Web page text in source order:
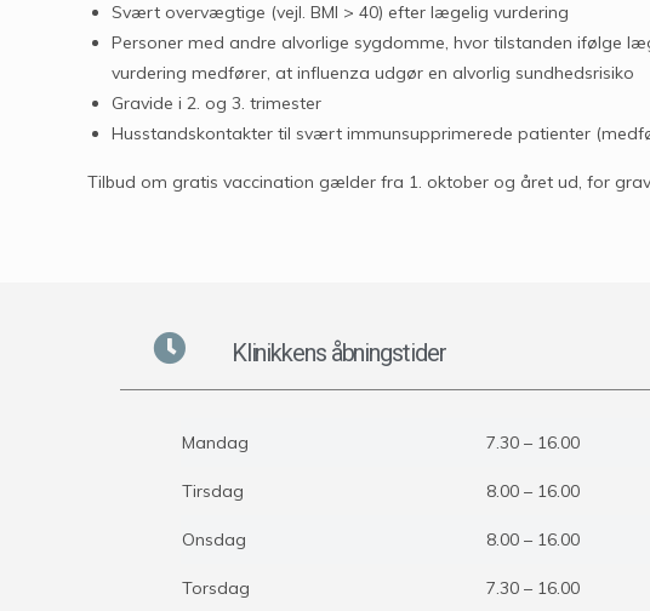
Svært overvægtige (vejl. BMI > 40) efter lægelig vurdering
Personer med andre alvorlige sygdomme, hvor tilstanden ifølge
vurdering medfører, at influenza udgør en alvorlig sundhedsrisiko
Gravide i 2. og 3. trimester
Husstandskontakter til svært immunsupprimerede patienter
Tilbud om gratis vaccination gælder fra 1. oktober og året ud, for
Klinikkens åbningstider
Mandag 7.30 – 16.00
Tirsdag 8.00 – 16.00
Onsdag 8.00 – 16.00
Torsdag 7.30 – 16.00